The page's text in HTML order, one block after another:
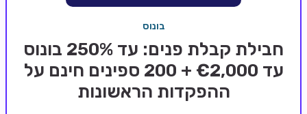
בלאקג'ק אונליין
בונוס
חבילת קבלת פנים: עד 250% בונוס
עד €2,000 + 200 ספינים חינם על
ההפקדות הראשונות